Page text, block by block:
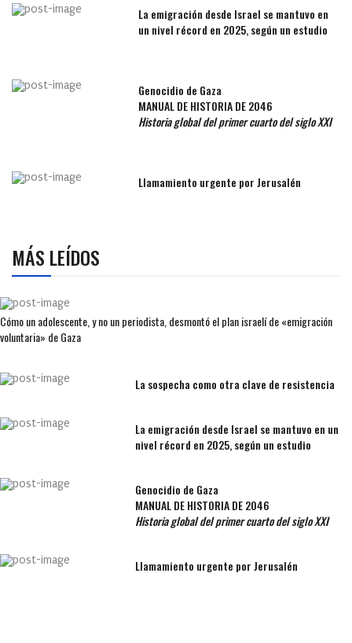
La emigración desde Israel se mantuvo en
un nivel récord en 2025, según un estudio
Genocidio de Gaza
MANUAL DE HISTORIA DE 2046
Historia global del primer cuarto del siglo XXI
Llamamiento urgente por Jerusalén
MÁS LEÍDOS
Cómo un adolescente, y no un periodista, desmontó el plan israelí de «emigración
voluntaria» de Gaza
La sospecha como otra clave de resistencia
La emigración desde Israel se mantuvo en un
nivel récord en 2025, según un estudio
Genocidio de Gaza
MANUAL DE HISTORIA DE 2046
Historia global del primer cuarto del siglo XXI
Llamamiento urgente por Jerusalén